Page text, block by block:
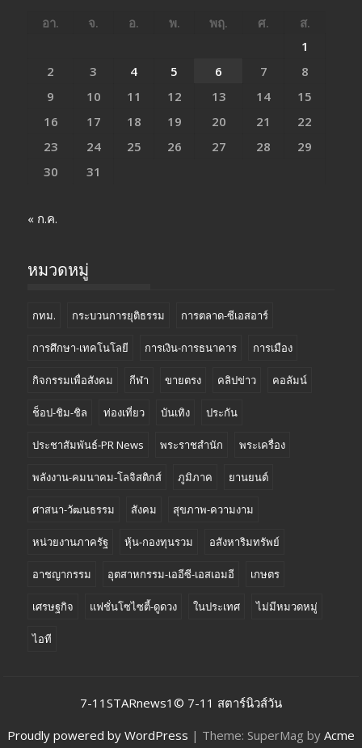
อา. จ. อ. พ. พฤ. ศ.
ส.
1
2
3 4 5 6 7
8
9
10 11 12 13 14
15
16
17 18 19 20 21
22
23
24 25 26 27 28
29
30
31
« ก.ค.
หมวดหมู่
กทม. กระบวนการยุติธรรม การตลาด-ซีเอสอาร์
การศึกษา-เทคโนโลยี การเงิน-การธนาคาร การเมือง
กิจกรรมเพื่อสังคม กีฬา ขายตรง คลิปข่าว คอลัมน์
ช็อป-ชิม-ชิล ท่องเที่ยว บันเทิง ประกัน
ประชาสัมพันธ์-PR News พระราชสำนัก พระเครื่อง
พลังงาน-คมนาคม-โลจิสติกส์ ภูมิภาค ยานยนต์
ศาสนา-วัฒนธรรม สังคม สุขภาพ-ความงาม
หน่วยงานภาครัฐ หุ้น-กองทุนรวม อสังหาริมทรัพย์
อาชญากรรม อุตสาหกรรม-เออีซี-เอสเอมอี เกษตร
เศรษฐกิจ แฟชั่นโซไซตี้-ดูดวง ในประเทศ ไม่มีหมวดหมู่
ไอที
7-11STARnews1© 7-11 สตาร์นิวส์วัน
Proudly powered by WordPress | Theme: SuperMag by Acme